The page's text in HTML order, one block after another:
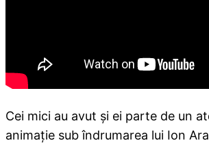
Cei mici au avut şi ei parte de un
animaţie sub îndrumarea lui Ion